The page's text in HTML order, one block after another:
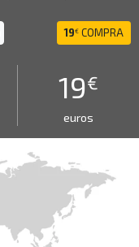
19€ COMPRA
19€
euros